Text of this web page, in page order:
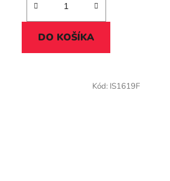
DO KOŠÍKA
Kód: IS1619F